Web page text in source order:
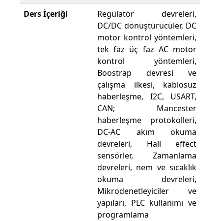
Ders İçeriği
Regülatör devreleri,
DC/DC dönüştürücüler, DC
motor kontrol yöntemleri,
tek faz üç faz AC motor
kontrol yöntemleri,
Boostrap devresi ve
çalışma ilkesi, kablosuz
haberleşme, I2C, USART,
CAN; Mancester
haberleşme protokolleri,
DC-AC akım okuma
devreleri, Hall effect
sensörler, Zamanlama
devreleri, nem ve sıcaklık
okuma devreleri,
Mikrodenetleyiciler ve
yapıları, PLC kullanımı ve
programlama